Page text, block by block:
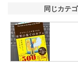
同じカテ